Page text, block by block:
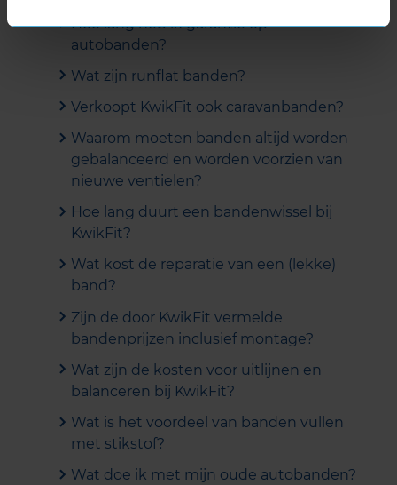
Hoe lang heb ik garantie op
autobanden?
Wat zijn runflat banden?
Verkoopt KwikFit ook caravanbanden?
Waarom moeten banden altijd worden
gebalanceerd en worden voorzien van
nieuwe ventielen?
Hoe lang duurt een bandenwissel bij
KwikFit?
Wat kost de reparatie van een (lekke)
band?
Zijn de door KwikFit vermelde
bandenprijzen inclusief montage?
Wat zijn de kosten voor uitlijnen en
balanceren bij KwikFit?
Wat is het voordeel van banden vullen
met stikstof?
Wat doe ik met mijn oude autobanden?